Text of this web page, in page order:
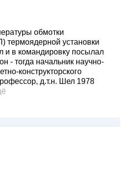
обмотки
термоядерной установки
и в командировку посылал
- тогда начальник научно-
конструкторского
д.т.н. Шел 1978